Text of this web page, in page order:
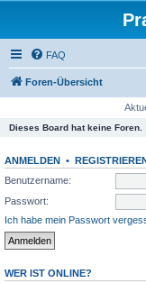
FAQ
Foren-Übersicht
Dieses Board hat keine Foren.
ANMELDEN •
Benutzername:
Passwort:
Ich habe mein Passwort
WER IST ONLINE?